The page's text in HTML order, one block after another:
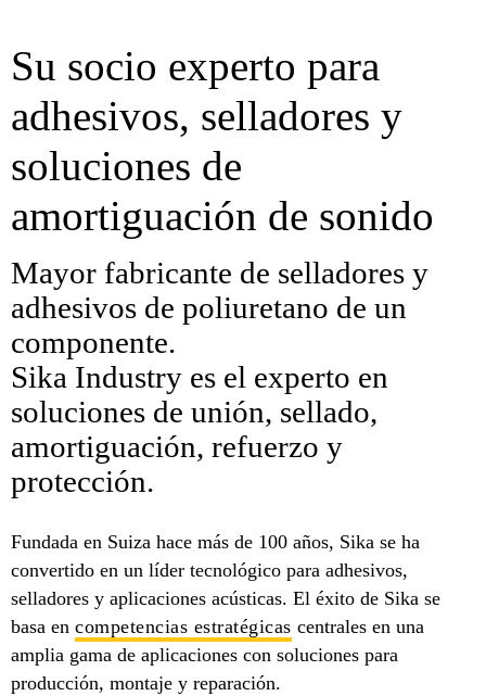
Su socio experto para
adhesivos, selladores y
soluciones de
amortiguación de sonido
Mayor fabricante de selladores y
adhesivos de poliuretano de un
componente.
Sika Industry es el experto en
soluciones de unión, sellado,
amortiguación, refuerzo y
protección.
Fundada en Suiza hace más de 100 años, Sika se ha
convertido en un líder tecnológico para adhesivos,
selladores y aplicaciones acústicas. El éxito de Sika se
basa en competencias estratégicas centrales en una
amplia gama de aplicaciones con soluciones para
producción, montaje y reparación.